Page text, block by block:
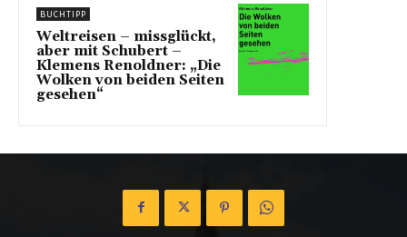
BUCHTIPP
Weltreisen – missglückt,
aber mit Schubert –
Klemens Renoldner: „Die
Wolken von beiden Seiten
gesehen“